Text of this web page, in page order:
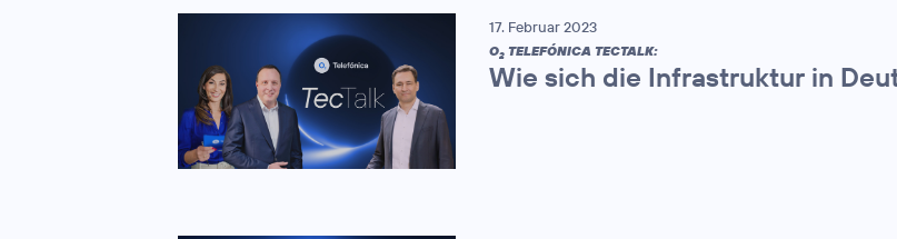
17. Februar 2023
O2 TELEFÓNICA TECTALK:
Wie sich die Infrastruktur in